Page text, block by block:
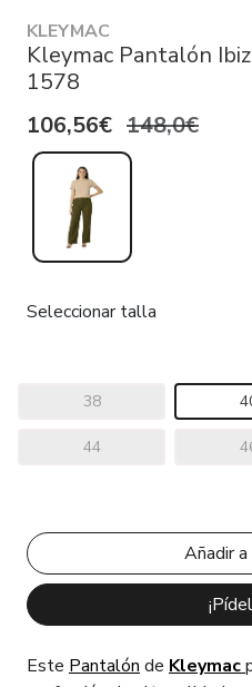
KLEYMAC
Kleymac Pantalón
1578
106,56€ 148,0€
Seleccionar talla
38
44
Este Pantalón de Kleymac